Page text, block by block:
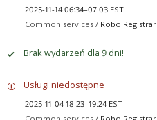
2025-11-14 06:34–07:03 EST
Common services / Robo Registrar
Brak wydarzeń dla 9 dni!
Usługi niedostępne
2025-11-04 18:23–19:24 EST